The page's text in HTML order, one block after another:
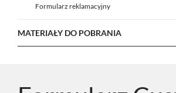
Formularz reklamacyjny
MATERIAŁY DO POBRANIA